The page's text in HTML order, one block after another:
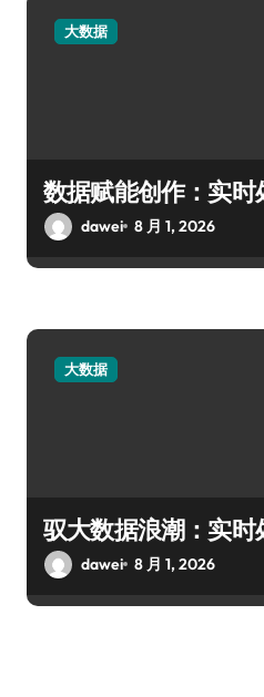
大数据
数据赋能创作：实
dawei 8 月 1, 2026
大数据
驭大数据浪潮：实
dawei 8 月 1, 2026